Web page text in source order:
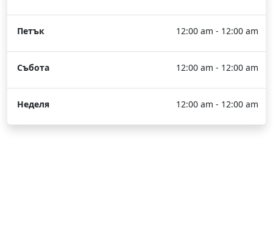
Петък 12:00 am - 12:00 am
Събота 12:00 am - 12:00 am
Неделя 12:00 am - 12:00 am